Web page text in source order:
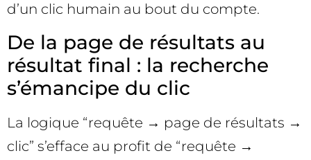
d’un clic humain au bout du compte.
De la page de résultats au
résultat final : la recherche
s’émancipe du clic
La logique “requête → page de résultats →
clic” s’efface au profit de “requête →